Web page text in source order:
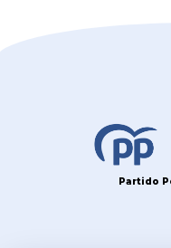
Partido